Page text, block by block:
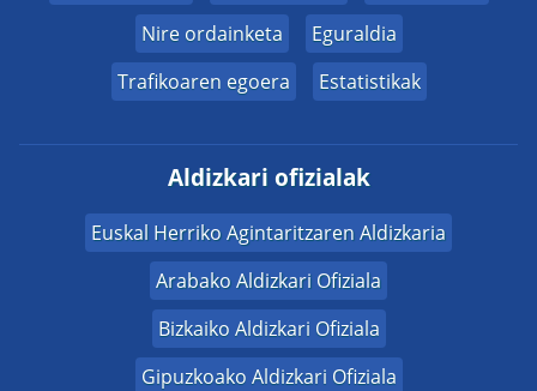
Nire ordainketa
Eguraldia
Trafikoaren egoera
Estatistikak
Aldizkari ofizialak
Euskal Herriko Agintaritzaren Aldizkaria
Arabako Aldizkari Ofiziala
Bizkaiko Aldizkari Ofiziala
Gipuzkoako Aldizkari Ofiziala